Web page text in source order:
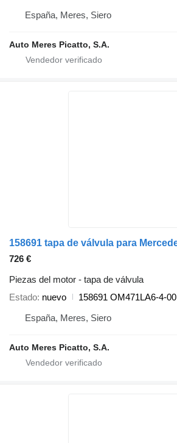
España, Meres, Siero
Auto Meres Picatto, S.A.
726 €
Piezas del motor - tapa de válvula
Estado nuevo
158691 OM471LA6-4-00
España, Meres, Siero
Auto Meres Picatto, S.A.